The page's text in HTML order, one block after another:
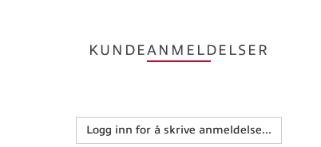
KUNDEANMELDELSER
Logg inn for å skrive anmeldelse...